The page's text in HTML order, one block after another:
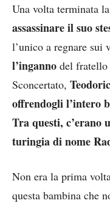
Una volta terminata
assassinare il suo
l’unico a regnare sui
l’inganno del fratello
Sconcertato,
offrendogli l’intero
Tra questi, c’erano
turingia di nome
Non era la prima
questa bambina che